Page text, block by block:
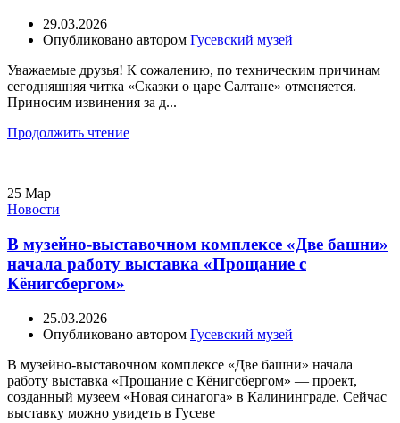
29.03.2026
Опубликовано автором Гусевский музей
Уважаемые друзья! К сожалению, по техническим причинам
сегодняшняя читка «Сказки о царе Салтане» отменяется.
Приносим извинения за д...
Продолжить чтение
25 Мар
Новости
В музейно-выставочном комплексе «Две башни»
начала работу выставка «Прощание с
Кёнигсбергом»
25.03.2026
Опубликовано автором Гусевский музей
В музейно-выставочном комплексе «Две башни» начала
работу выставка «Прощание с Кёнигсбергом» — проект,
созданный музеем «Новая синагога» в Калининграде. Сейчас
выставку можно увидеть в Гусеве